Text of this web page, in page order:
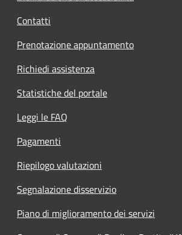
Contatti
Prenotazione appuntamento
Richiedi assistenza
Statistiche del portale
Leggi le FAQ
Pagamenti
Riepilogo valutazioni
Segnalazione disservizio
Piano di miglioramento dei servizi